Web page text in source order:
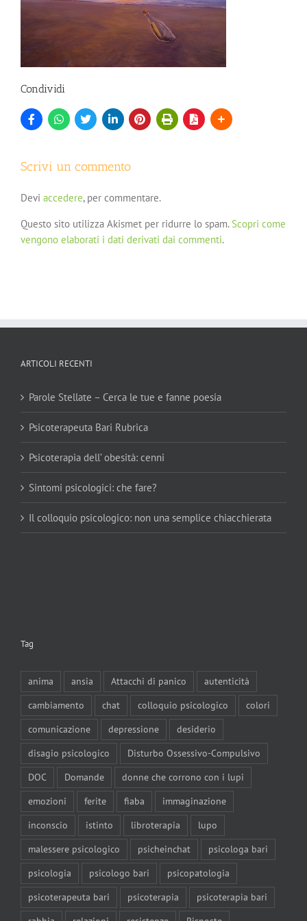
Condividi
Scrivi un commento
Devi accedere, per commentare.
Questo sito utilizza Akismet per ridurre lo spam. Scopri come
vengono elaborati i dati derivati dai commenti.
ARTICOLI RECENTI
Parole Stellate – Cerca le tue e fanne poesia
Psicoterapeuta Bari Rubrica
Psicoterapia dell’ obesità: cenni
Sintomi psicologici: che fare?
Il colloquio psicologico: non una semplice chiacchierata
Tag
anima ansia Attacchi di panico
autenticità
cambiamento
chat colloquio psicologico
colori
comunicazione
depressione
desiderio
disagio psicologico
Disturbo Ossessivo-Compulsivo
DOC
Domande
donne che corrono con i lupi
emozioni
ferite fiaba
immaginazione
inconscio
istinto libroterapia
lupo
malessere psicologico
psicheinchat
psicologa bari
psicologia
psicologo bari
psicopatologia
psicoterapeuta bari
psicoterapia
psicoterapia bari